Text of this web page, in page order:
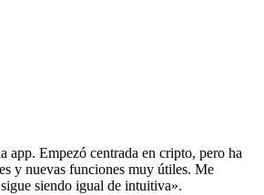
app. Empezó centrada en cripto, pero ha
y nuevas funciones muy útiles. Me
siendo igual de intuitiva».